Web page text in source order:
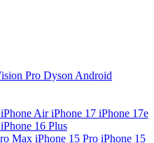
Pro Dyson Android
iPhone AiriPhone 17 iPhone 17e
iPhone 16 Plus
Max iPhone 15 Pro iPhone 15